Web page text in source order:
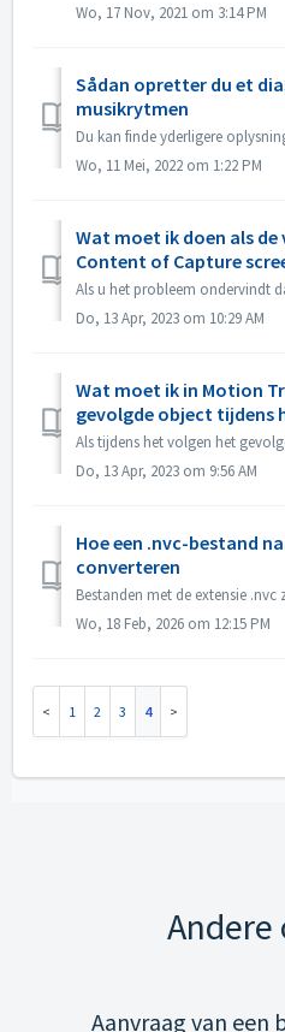
Wo, 17 Nov, 2021 om 3:14 PM
Sådan opretter du et
musikrytmen
Wo, 11 Mei, 2022 om 1:22 PM
Wat moet ik doen als
Content of Capture
Do, 13 Apr, 2023 om 10:29 AM
Wat moet ik in Motion
gevolgde object tijdens
Do, 13 Apr, 2023 om 9:56 AM
Hoe een .nvc-bestand
converteren
Wo, 18 Feb, 2026 om 12:15 PM
1 2 3 4
Andere
Aanvraag van een